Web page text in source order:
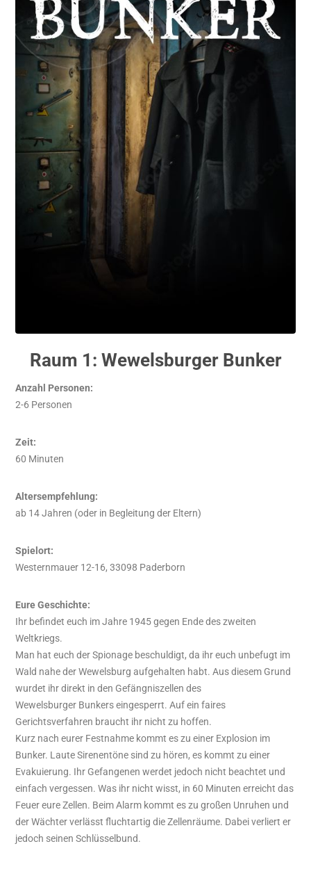
Raum 1: Wewelsburger Bunker
Anzahl Personen:
2-6 Personen
Zeit:
60 Minuten
Altersempfehlung:
ab 14 Jahren (oder in Begleitung der Eltern)
Spielort:
Westernmauer 12-16, 33098 Paderborn
Eure Geschichte:
Ihr befindet euch im Jahre 1945 gegen Ende des zweiten
Weltkriegs.
Man hat euch der Spionage beschuldigt, da ihr euch unbefugt im
Wald nahe der Wewelsburg aufgehalten habt. Aus diesem Grund
wurdet ihr direkt in den Gefängniszellen des
Wewelsburger Bunkers eingesperrt. Auf ein faires
Gerichtsverfahren braucht ihr nicht zu hoffen.
Kurz nach eurer Festnahme kommt es zu einer Explosion im
Bunker. Laute Sirenentöne sind zu hören, es kommt zu einer
Evakuierung. Ihr Gefangenen werdet jedoch nicht beachtet und
einfach vergessen. Was ihr nicht wisst, in 60 Minuten erreicht das
Feuer eure Zellen. Beim Alarm kommt es zu großen Unruhen und
der Wächter verlässt fluchtartig die Zellenräume. Dabei verliert er
jedoch seinen Schlüsselbund.